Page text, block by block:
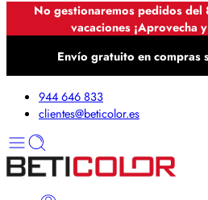
No gestionaremos pedidos
vacaciones ¡Aprovecha
Envío gratuito en compras
944 646 833
clientes@beticolor.es